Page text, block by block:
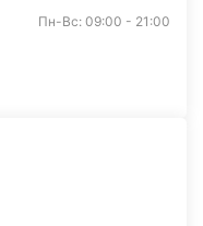
Пн-Вс: 09:00 - 21:00